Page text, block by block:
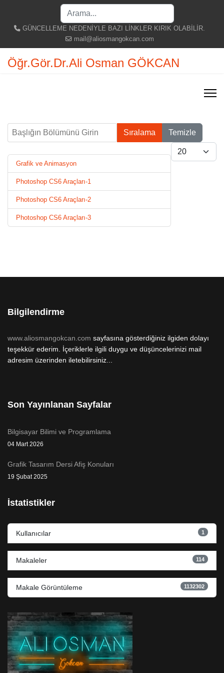
GÜNCELLEME NEDENİYLE BAZI LİNKLER KIRIK OLABİLİR.
mail@aliosmangokcan.com
Öğr.Gör.Dr.Ali Osman GÖKCAN
Başlığın Bölümünü Girin
Sıralama Temizle
Göster #
Grafik ve Animasyon
Photoshop CS6 Araçları-1
Photoshop CS6 Araçları-2
Photoshop CS6 Araçları-3
Bilgilendirme
www.aliosmangokcan.com sayfasına gösterdiğiniz ilgiden dolayı
teşekkür ederim. İçeriklerle ilgili duygu ve düşüncelerinizi mail
adresim üzerinden iletebilirsiniz...
Son Yayınlanan Sayfalar
Bilgisayar Bilimi ve Programlama
04 Mart 2026
Grafik Tasarım Dersi Afiş Konuları
19 Şubat 2025
İstatistikler
Kullanıcılar 1
Makaleler 114
Makale Görüntüleme 1132302